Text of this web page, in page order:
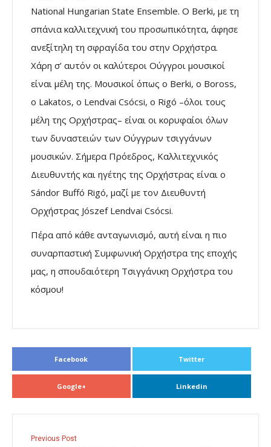
National Hungarian State Ensemble. Ο Berki, με τη
σπάνια καλλιτεχνική του προσωπικότητα, άφησε
ανεξίτηλη τη σφραγίδα του στην Ορχήστρα.
Χάρη σ’ αυτόν οι καλύτεροι Ούγγροι μουσικοί
είναι μέλη της. Μουσικοί όπως ο Berki, ο Boross,
ο Lakatos, ο Lendvai Csócsi, ο Rigó –όλοι τους
μέλη της Ορχήστρας– είναι οι κορυφαίοι όλων
των δυναστειών των Ούγγρων τσιγγάνων
μουσικών. Σήμερα Πρόεδρος, Καλλιτεχνικός
Διευθυντής και ηγέτης της Ορχήστρας είναι ο
Sándor Buffó Rigó, μαζί με τον Διευθυντή
Ορχήστρας Jószef Lendvai Csócsi.
Πέρα από κάθε ανταγωνισμό, αυτή είναι η πιο
συναρπαστική Συμφωνική Ορχήστρα της εποχής
μας, η σπουδαιότερη Τσιγγάνικη Ορχήστρα του
κόσμου!
Facebook Twitter
Google+ Linkedin
Previous Post